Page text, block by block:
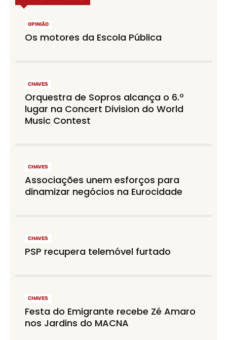
OPINIÃO
Os motores da Escola Pública
CHAVES
Orquestra de Sopros alcança o 6.º
lugar na Concert Division do World
Music Contest
CHAVES
Associações unem esforços para
dinamizar negócios na Eurocidade
CHAVES
PSP recupera telemóvel furtado
CHAVES
Festa do Emigrante recebe Zé Amaro
nos Jardins do MACNA